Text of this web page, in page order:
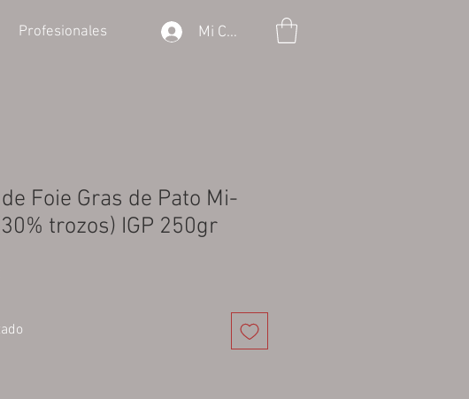
Profesionales Mi Cuenta
Foie Gras de Pato Mi-
trozos) IGP 250gr